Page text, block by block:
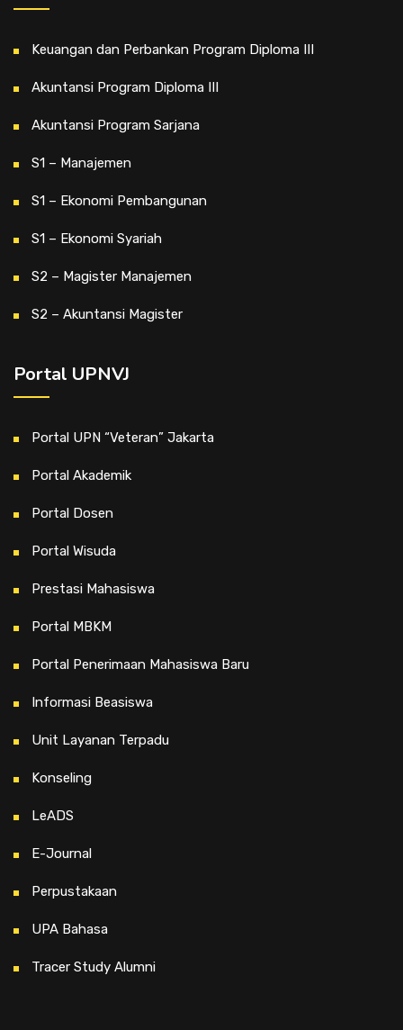
Keuangan dan Perbankan Program Diploma III
Akuntansi Program Diploma III
Akuntansi Program Sarjana
S1 – Manajemen
S1 – Ekonomi Pembangunan
S1 – Ekonomi Syariah
S2 – Magister Manajemen
S2 – Akuntansi Magister
Portal UPNVJ
Portal UPN “Veteran” Jakarta
Portal Akademik
Portal Dosen
Portal Wisuda
Prestasi Mahasiswa
Portal MBKM
Portal Penerimaan Mahasiswa Baru
Informasi Beasiswa
Unit Layanan Terpadu
Konseling
LeADS
E-Journal
Perpustakaan
UPA Bahasa
Tracer Study Alumni